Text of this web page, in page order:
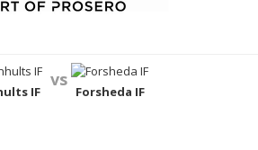
IF
vs
Forsheda IF